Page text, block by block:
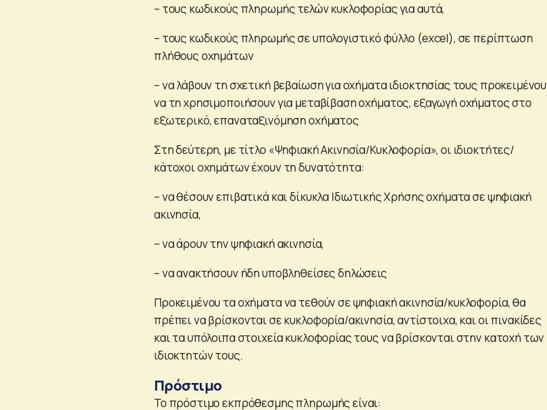
– τους κωδικούς πληρωμής τελών κυκλοφορίας για αυτά,
– τους κωδικούς πληρωμής σε υπολογιστικό φύλλο (excel), σε περίπτωση
πλήθους οχημάτων
– να λάβουν τη σχετική βεβαίωση για οχήματα ιδιοκτησίας τους προκειμένου
να τη χρησιμοποιήσουν για μεταβίβαση οχήματος, εξαγωγή οχήματος στο
εξωτερικό, επαναταξινόμηση οχήματος
Στη δεύτερη, με τίτλο «Ψηφιακή Ακινησία/Κυκλοφορία», οι ιδιοκτήτες/
κάτοχοι οχημάτων έχουν τη δυνατότητα:
– να θέσουν επιβατικά και δίκυκλα Ιδιωτικής Χρήσης οχήματα σε ψηφιακή
ακινησία,
– να άρουν την ψηφιακή ακινησία,
– να ανακτήσουν ήδη υποβληθείσες δηλώσεις
Προκειμένου τα οχήματα να τεθούν σε ψηφιακή ακινησία/κυκλοφορία, θα
πρέπει να βρίσκονται σε κυκλοφορία/ακινησία, αντίστοιχα, και οι πινακίδες
και τα υπόλοιπα στοιχεία κυκλοφορίας τους να βρίσκονται στην κατοχή των
ιδιοκτητών τους.
Πρόστιμο
Το πρόστιμο εκπρόθεσμης πληρωμής είναι: